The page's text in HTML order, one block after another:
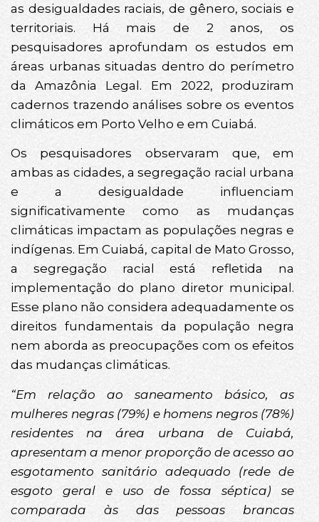
as desigualdades raciais, de gênero, sociais e
territoriais. Há mais de 2 anos, os
pesquisadores aprofundam os estudos em
áreas urbanas situadas dentro do perímetro
da Amazônia Legal. Em 2022, produziram
cadernos trazendo análises sobre os eventos
climáticos em Porto Velho e em Cuiabá.
Os pesquisadores observaram que, em
ambas as cidades, a segregação racial urbana
e a desigualdade influenciam
significativamente como as mudanças
climáticas impactam as populações negras e
indígenas. Em Cuiabá, capital de Mato Grosso,
a segregação racial está refletida na
implementação do plano diretor municipal.
Esse plano não considera adequadamente os
direitos fundamentais da população negra
nem aborda as preocupações com os efeitos
das mudanças climáticas.
“Em relação ao saneamento básico, as
mulheres negras (79%) e homens negros (78%)
residentes na área urbana de Cuiabá,
apresentam a menor proporção de acesso ao
esgotamento sanitário adequado (rede de
esgoto geral e uso de fossa séptica) se
comparada às das pessoas brancas